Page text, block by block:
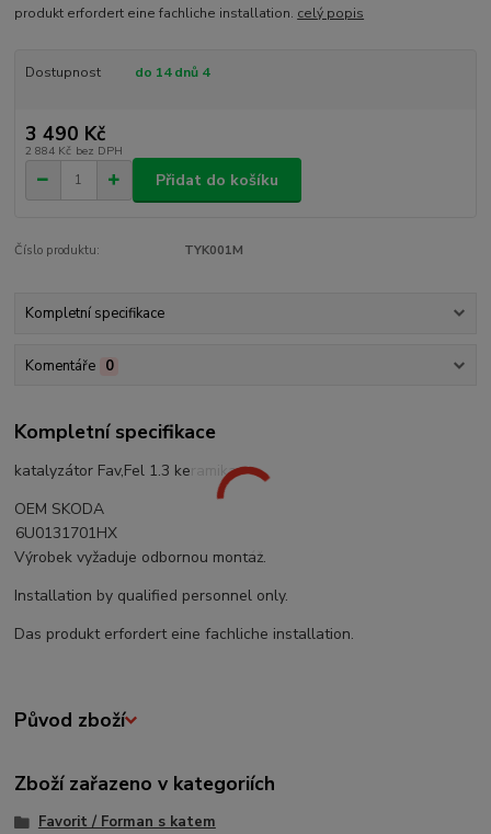
produkt erfordert eine fachliche installation. celý popis
Dostupnost do 14 dnů 4
3 490 Kč
2 884 Kč bez DPH
Přidat do košíku
Číslo produktu: TYK001M
Kompletní specifikace
Komentáře 0
Kompletní specifikace
katalyzátor Fav,Fel 1.3 keramika
OEM SKODA
6U0131701HX
Výrobek vyžaduje odbornou montáž.
Installation by qualified personnel only.
Das produkt erfordert eine fachliche installation.
Původ zboží
Zboží zařazeno v kategoriích
Favorit / Forman s katem